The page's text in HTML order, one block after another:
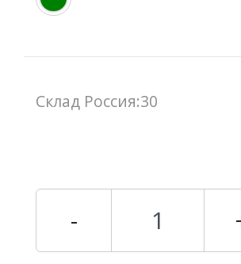
-
Склад Россия:30